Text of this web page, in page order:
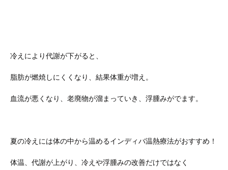
冷えにより代謝が下がると、
脂肪が燃焼しにくくなり、結果体重が増え。
血流が悪くなり、老廃物が溜まっていき、浮腫みがでます。
夏の冷えには体の中から温めるインディバ温熱療法がおすすめ！
体温、代謝が上がり、冷えや浮腫みの改善だけではなく